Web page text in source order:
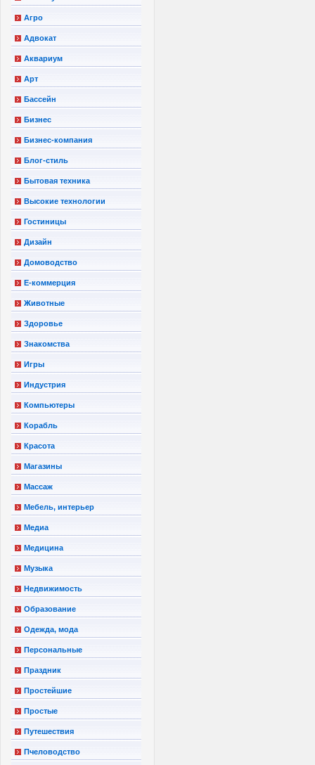
Агро
Адвокат
Аквариум
Арт
Бассейн
Бизнес
Бизнес-компания
Блог-стиль
Бытовая техника
Высокие технологии
Гостиницы
Дизайн
Домоводство
Е-коммерция
Животные
Здоровье
Знакомства
Игры
Индустрия
Компьютеры
Корабль
Красота
Магазины
Массаж
Мебель, интерьер
Медиа
Медицина
Музыка
Недвижимость
Образование
Одежда, мода
Персональные
Праздник
Простейшие
Простые
Путешествия
Пчеловодство